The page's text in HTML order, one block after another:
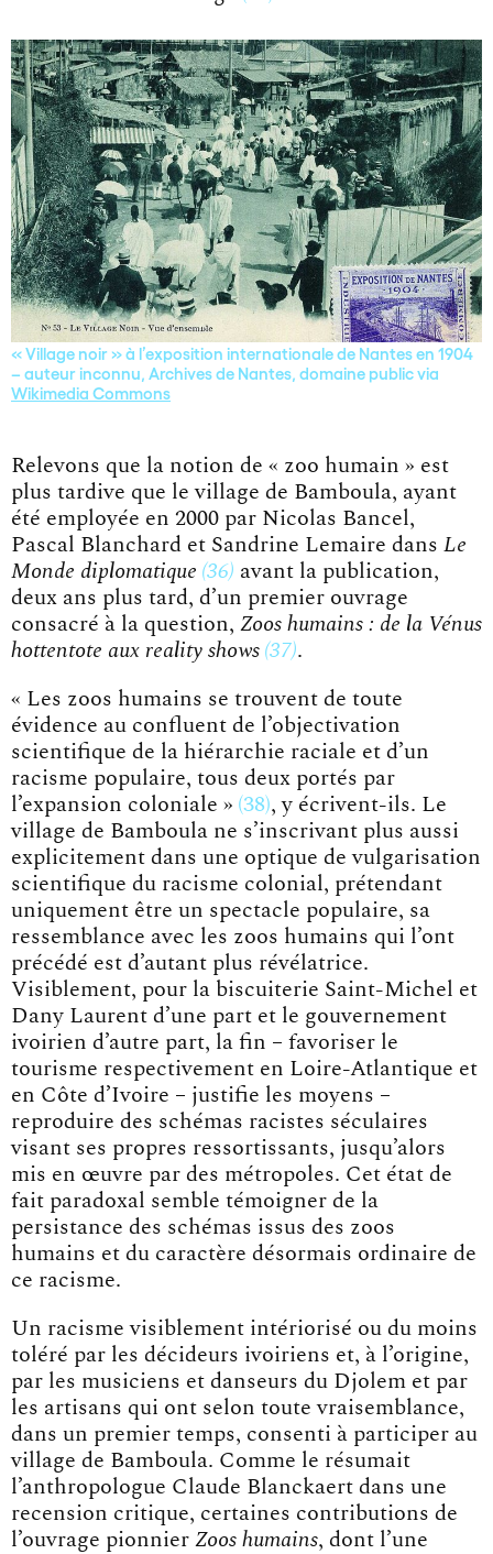
« Village noir » à l’exposition internationale de Nantes en 1904
– auteur inconnu, Archives de Nantes, domaine public via
Wikimedia Commons
Relevons que la notion de « zoo humain » est
plus tardive que le village de Bamboula, ayant
été employée en 2000 par Nicolas Bancel,
Pascal Blanchard et Sandrine Lemaire dans Le
Monde diplomatique 36 avant la publication,
deux ans plus tard, d’un premier ouvrage
consacré à la question, Zoos humains : de la Vénus
hottentote aux reality shows 37 .
« Les zoos humains se trouvent de toute
évidence au confluent de l’objectivation
scientifique de la hiérarchie raciale et d’un
racisme populaire, tous deux portés par
l’expansion coloniale » 38 , y écrivent-ils. Le
village de Bamboula ne s’inscrivant plus aussi
explicitement dans une optique de vulgarisation
scientifique du racisme colonial, prétendant
uniquement être un spectacle populaire, sa
ressemblance avec les zoos humains qui l’ont
précédé est d’autant plus révélatrice.
Visiblement, pour la biscuiterie Saint-Michel et
Dany Laurent d’une part et le gouvernement
ivoirien d’autre part, la fin – favoriser le
tourisme respectivement en Loire-Atlantique et
en Côte d’Ivoire – justifie les moyens –
reproduire des schémas racistes séculaires
visant ses propres ressortissants, jusqu’alors
mis en œuvre par des métropoles. Cet état de
fait paradoxal semble témoigner de la
persistance des schémas issus des zoos
humains et du caractère désormais ordinaire de
ce racisme.
Un racisme visiblement intériorisé ou du moins
toléré par les décideurs ivoiriens et, à l’origine,
par les musiciens et danseurs du Djolem et par
les artisans qui ont selon toute vraisemblance,
dans un premier temps, consenti à participer au
village de Bamboula. Comme le résumait
l’anthropologue Claude Blanckaert dans une
recension critique, certaines contributions de
l’ouvrage pionnier Zoos humains, dont l’une